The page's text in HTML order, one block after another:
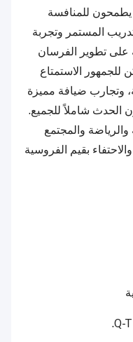
يطمحون للمنافسة
المستمر وتجربة
على تطوير الفرسان
للجمهور الاستمتاع
وتجارب ضيافة مميزة
الحدث شاملاً للجميع.
والمجتمع
بقيم الفروسية